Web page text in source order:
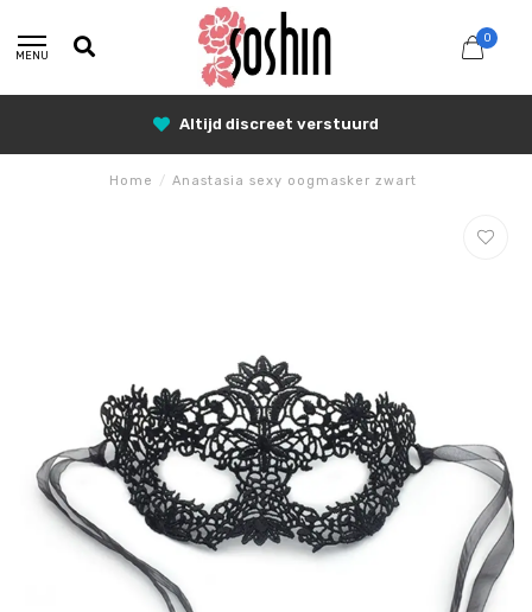
MENU
0
25% Korting met SUNSHINE25
Home / Anastasia sexy oogmasker zwart